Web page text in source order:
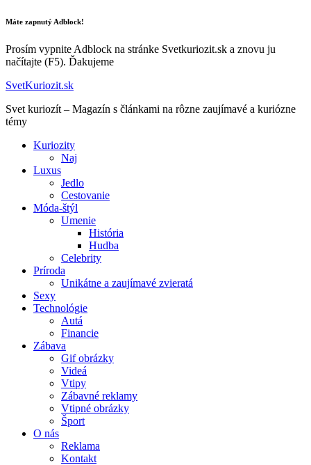
Máte zapnutý Adblock!
Prosím vypnite Adblock na stránke Svetkuriozit.sk a znovu ju
načítajte (F5). Ďakujeme
SvetKuriozit.sk
Svet kuriozít – Magazín s článkami na rôzne zaujímavé a kuriózne
témy
Kuriozity
Naj
Luxus
Jedlo
Cestovanie
Móda-štýl
Umenie
História
Hudba
Celebrity
Príroda
Unikátne a zaujímavé zvieratá
Sexy
Technológie
Autá
Financie
Zábava
Gif obrázky
Videá
Vtipy
Zábavné reklamy
Vtipné obrázky
Šport
O nás
Reklama
Kontakt